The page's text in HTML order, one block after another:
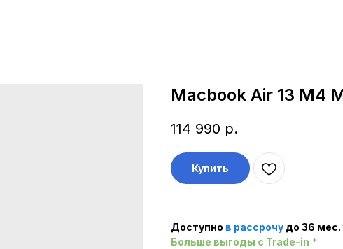
Macbook Air 13 M4
114 990 р.
Купить
Доступно в рассрочу до 36 мес.
Больше выгоды c Trade-in *